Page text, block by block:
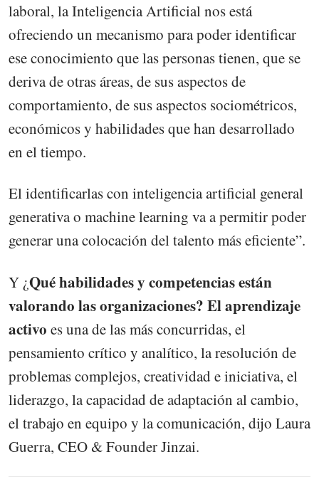
laboral, la Inteligencia Artificial nos está
ofreciendo un mecanismo para poder identificar
ese conocimiento que las personas tienen, que se
deriva de otras áreas, de sus aspectos de
comportamiento, de sus aspectos sociométricos,
económicos y habilidades que han desarrollado
en el tiempo.
El identificarlas con inteligencia artificial general
generativa o machine learning va a permitir poder
generar una colocación del talento más eficiente”.
Y ¿Qué habilidades y competencias están
valorando las organizaciones? El aprendizaje
activo es una de las más concurridas, el
pensamiento crítico y analítico, la resolución de
problemas complejos, creatividad e iniciativa, el
liderazgo, la capacidad de adaptación al cambio,
el trabajo en equipo y la comunicación, dijo Laura
Guerra, CEO & Founder Jinzai.